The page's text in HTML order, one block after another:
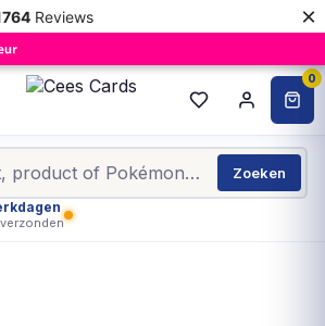
Reviews ×
0
Zoeken